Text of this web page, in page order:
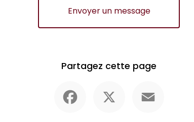
Envoyer un message
Partagez cette page